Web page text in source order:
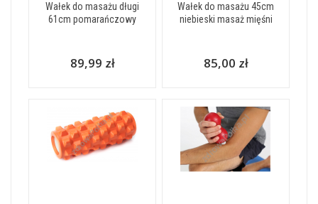
Wałek do masażu długi
61cm pomarańczowy
89,99 zł
Wałek do masażu 45cm
niebieski masaż mięśni
85,00 zł